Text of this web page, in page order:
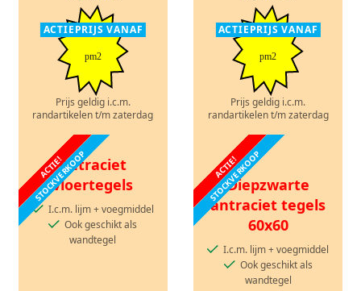
ACTIEPRIJS VANAF
pm2
Prijs geldig i.c.m.
randartikelen t/m zaterdag
ACTIEPRIJS VANAF
pm2
Prijs geldig i.c.m.
randartikelen t/m zaterdag
ACTIE!
STOCKVERKOOPAntraciet
vloertegels
I.c.m. lijm + voegmiddel
Ook geschikt als
wandtegel
ACTIE!
STOCKVERKOOP
Diepzwarte
antraciet tegels
60x60
I.c.m. lijm + voegmiddel
Ook geschikt als
wandtegel